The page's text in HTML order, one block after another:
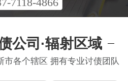
之间，
根据案
额，情
况，难
易度收
公司·辐射区域
市各个辖区 拥有专业讨债团队